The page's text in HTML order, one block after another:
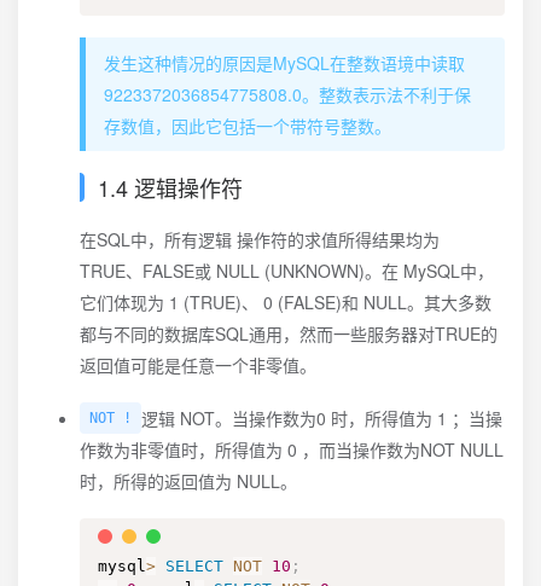
发生这种情况的原因是MySQL在整数语境中读取
9223372036854775808.0。整数表示法不利于保
存数值，因此它包括一个带符号整数。
1.4 逻辑操作符
在SQL中，所有逻辑 操作符的求值所得结果均为
TRUE、FALSE或 NULL (UNKNOWN)。在 MySQL中，
它们体现为 1 (TRUE)、 0 (FALSE)和 NULL。其大多数
都与不同的数据库SQL通用，然而一些服务器对TRUE的
返回值可能是任意一个非零值。
NOT !
逻辑 NOT。当操作数为0 时，所得值为 1 ；当操
作数为非零值时，所得值为 0 ，而当操作数为NOT NULL
时，所得的返回值为 NULL。
mysql> SELECT NOT 10 ;